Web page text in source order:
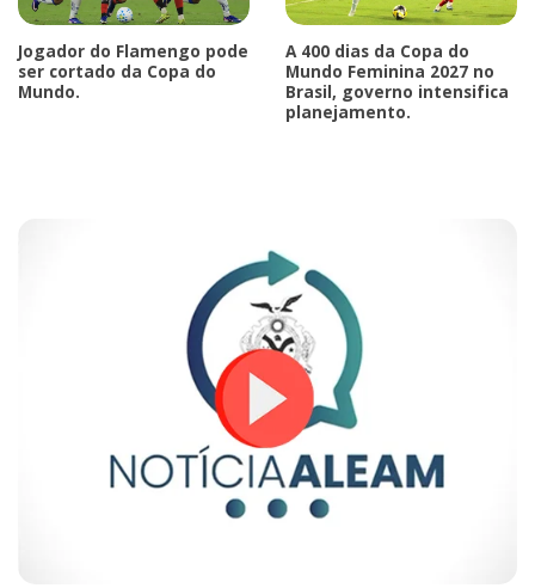
Jogador do Flamengo pode
ser cortado da Copa do
Mundo.
A 400 dias da Copa do
Mundo Feminina 2027 no
Brasil, governo intensifica
planejamento.